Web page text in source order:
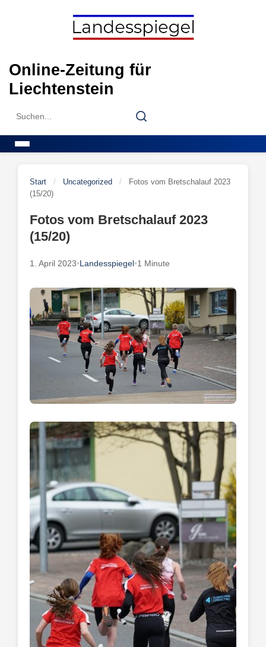
Online-Zeitung für
Liechtenstein
Search
Search
Start / Uncategorized /
Fotos vom Bretschalauf 2023
(15/20)
Fotos vom Bretschalauf 2023
(15/20)
1. April 2023•Landesspiegel•1 Minute